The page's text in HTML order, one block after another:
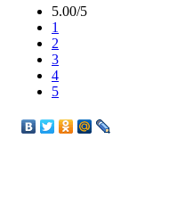
5.00/5
1
2
3
4
5